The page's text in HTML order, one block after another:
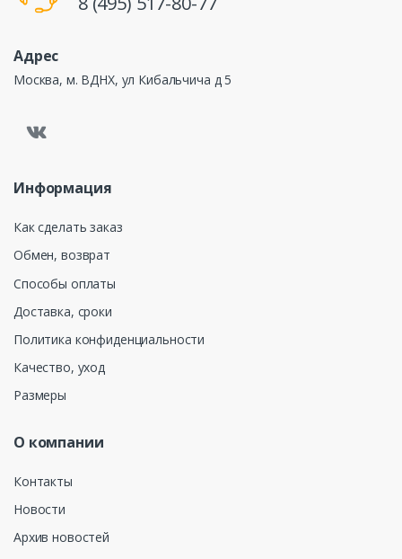
Адрес
Москва, м. ВДНХ, ул Кибальчича д 5
Информация
Как сделать заказ
Обмен, возврат
Способы оплаты
Доставка, сроки
Политика конфиденциальности
Качество, уход
Размеры
О компании
Контакты
Новости
Архив новостей